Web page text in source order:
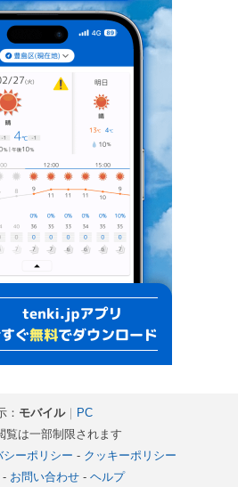
： モバイル｜ PC
覧は一部制限されます
シーポリシー - クッキーポリシー
お問い合わせ- ヘルプ